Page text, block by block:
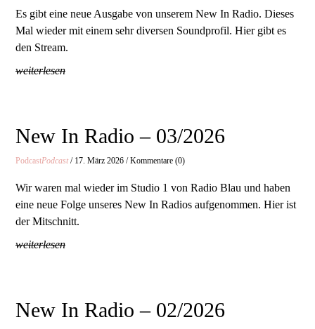
Es gibt eine neue Ausgabe von unserem New In Radio. Dieses
Mal wieder mit einem sehr diversen Soundprofil. Hier gibt es
den Stream.
weiterlesen
New In Radio – 03/2026
PodcastPodcast/ 17. März 2026 / Kommentare (0)
Wir waren mal wieder im Studio 1 von Radio Blau und haben
eine neue Folge unseres New In Radios aufgenommen. Hier ist
der Mitschnitt.
weiterlesen
New In Radio – 02/2026